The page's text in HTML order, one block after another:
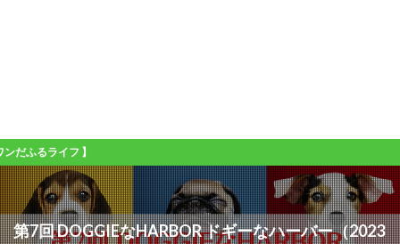
イフ 】
第7回 DOGGIEなHARBOR ドギーなハーバー（2023